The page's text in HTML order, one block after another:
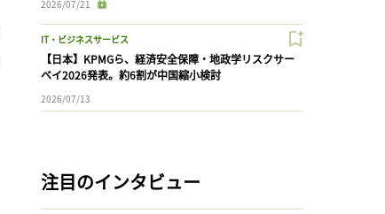
2026/07/21
IT・ビジネスサービス
【日本】KPMGら、経済安全保障・地政学リスクサー
ベイ2026発表。約6割が中国縮小検討
2026/07/13
注目のインタビュー